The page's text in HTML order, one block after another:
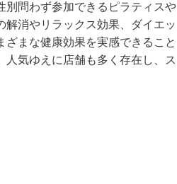
別問わず参加できるピラティスや
解消やリラックス効果、ダイエッ
ざまな健康効果を実感できること
人気ゆえに店舗も多く存在し、ス